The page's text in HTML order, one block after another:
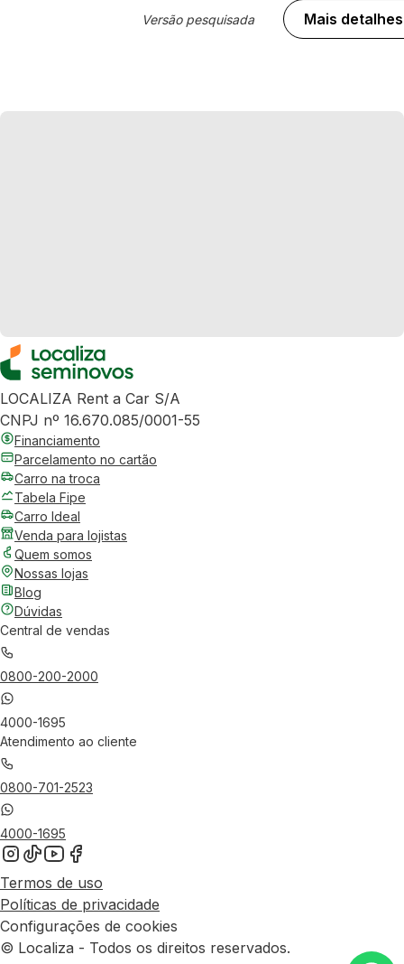
Versão pesquisada Mais detalhes
LOCALIZA Rent a Car S/A
CNPJ nº 16.670.085/0001-55
Financiamento
Parcelamento no cartão
Carro na troca
Tabela Fipe
Carro Ideal
Venda para lojistas
Quem somos
Nossas lojas
Blog
Dúvidas
Central de vendas
0800-200-2000
4000-1695
Atendimento ao cliente
0800-701-2523
4000-1695
Termos de uso
Políticas de privacidade
Configurações de cookies
© Localiza - Todos os direitos reservados.